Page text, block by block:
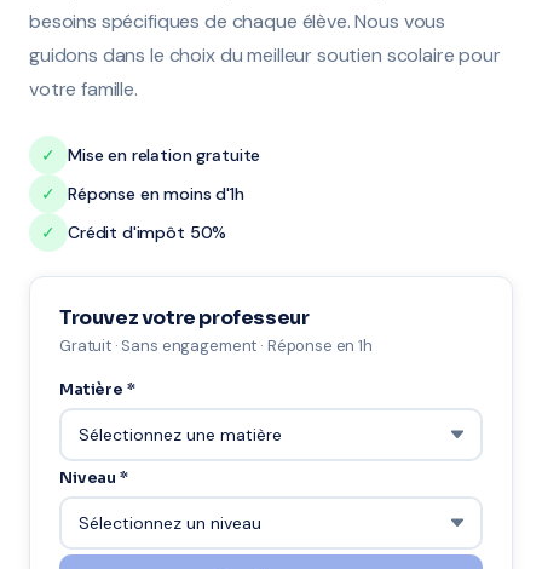
besoins spécifiques de chaque élève. Nous vous
guidons dans le choix du meilleur soutien scolaire pour
votre famille.
✓
Mise en relation gratuite
✓
Réponse en moins d'1h
✓
Crédit d'impôt 50%
Trouvez votre professeur
Gratuit · Sans engagement · Réponse en 1h
Matière *
Niveau *